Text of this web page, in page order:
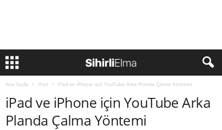
Ana Sayfa iPad iPad ve iPhone için YouTube Arka Planda Çalma Yöntemi
iPad ve iPhone için YouTube Arka
Planda Çalma Yöntemi